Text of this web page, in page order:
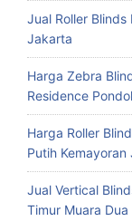
Jual Roller
Jakarta
Harga Zebra
Residence
Harga Roller
Putih Kemayoran
Jual Vertical
Timur Muara